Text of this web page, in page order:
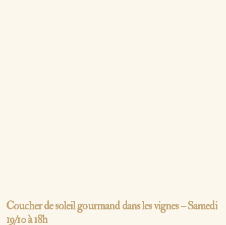
Coucher de soleil gourmand dans les vignes – Samedi
19/10 à 18h